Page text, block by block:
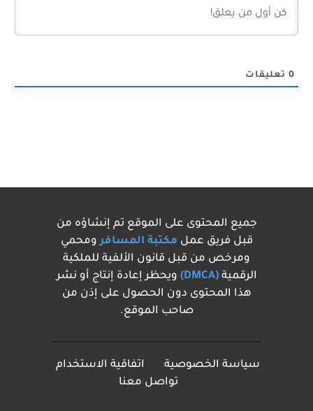
0 تعليقات
جميع المحتوى على الموقع تم إنشاؤه من
قبل فريق عمل مكتبة المسافر ومحمي
ومرخص من قبل قانون الألفية للملكية
الرقمية(DMCA)
ويحظر إعادة إنتاج أو نشر
هذا المحتوى دون الحصول على إذن من
صاحب الموقع.
سياسة الخصوصية
اتفاقية الاستخدام
تواصل معنا